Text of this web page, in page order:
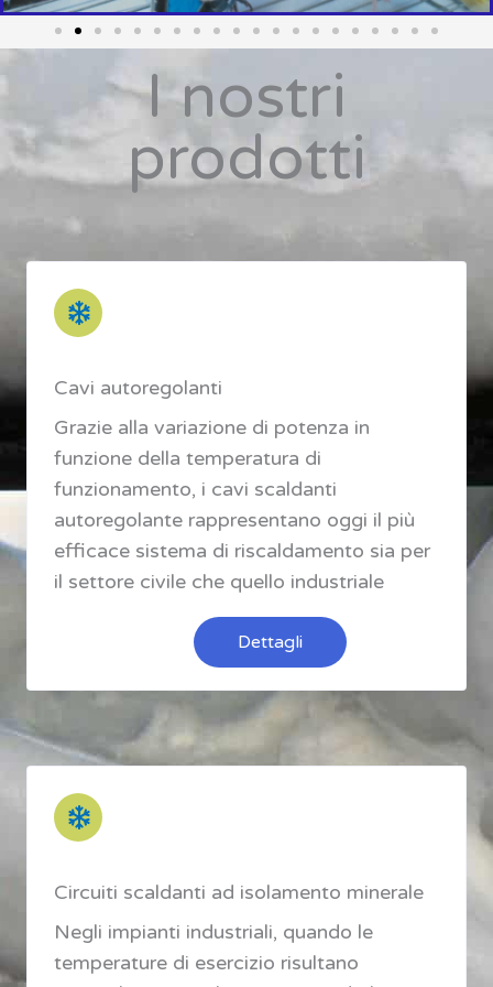
I nostri
prodotti
Cavi autoregolanti
Grazie alla variazione di potenza in
funzione della temperatura di
funzionamento, i cavi scaldanti
autoregolante rappresentano oggi il più
efficace sistema di riscaldamento sia per
il settore civile che quello industriale
Dettagli
Circuiti scaldanti ad isolamento minerale
Negli impianti industriali, quando le
temperature di esercizio risultano